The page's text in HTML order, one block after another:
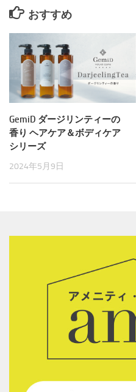
おすすめ
GemiD ダージリンティーの
香り ヘアケア＆ボディケア
シリーズ
2024年5月9日